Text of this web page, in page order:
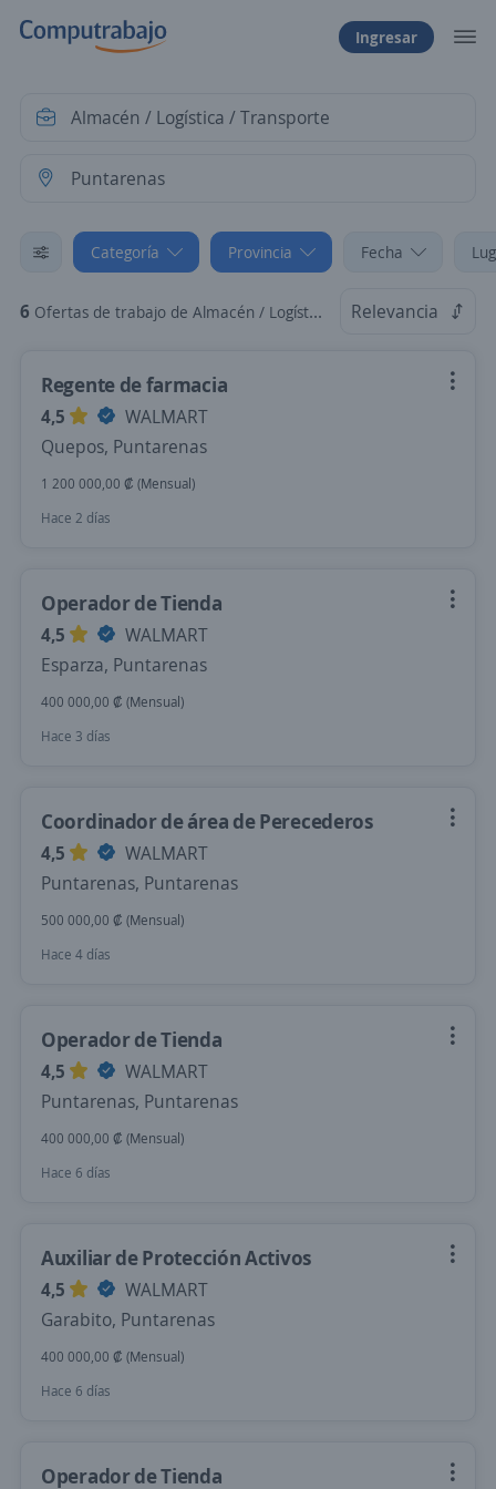
Ingresar
Categoría Provincia Fecha
6 Ofertas de trabajo de Almacén / Logística / Transporte en Puntarenas Relevancia
Regente de farmacia
4,5
WALMART
Quepos, Puntarenas
1 200 000,00 ₡ (Mensual)
Hace 2 días
Operador de Tienda
4,5
WALMART
Esparza, Puntarenas
400 000,00 ₡ (Mensual)
Hace 3 días
Coordinador de área de Perecederos
4,5
WALMART
Puntarenas, Puntarenas
500 000,00 ₡ (Mensual)
Hace 4 días
Operador de Tienda
4,5
WALMART
Puntarenas, Puntarenas
400 000,00 ₡ (Mensual)
Hace 6 días
Auxiliar de Protección Activos
4,5
WALMART
Garabito, Puntarenas
400 000,00 ₡ (Mensual)
Hace 6 días
Operador de Tienda